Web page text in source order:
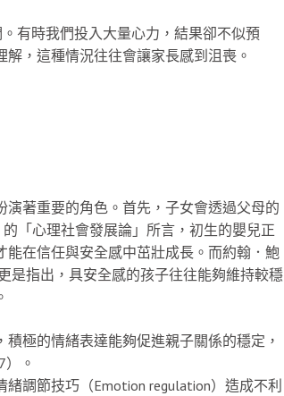
有時我們投入大量心力，結果卻不似預
，這種情況往往會讓家長感到沮喪。
著重要的角色。首先，子女會透過父母的
「心理社會發展論」所言，初生的嬰兒正
在信任與安全感中茁壯成長。而約翰．鮑
是指出，具安全感的孩子往往能夠維持較穩
極的情緒表達能夠促進親子關係的穩定，
。
調節技巧（Emotion regulation）造成不利